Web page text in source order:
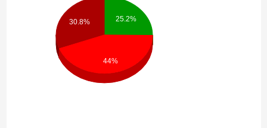
25.2%
30.8%
44%